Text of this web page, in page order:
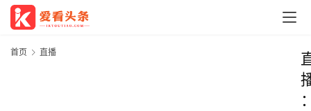
首页 直播